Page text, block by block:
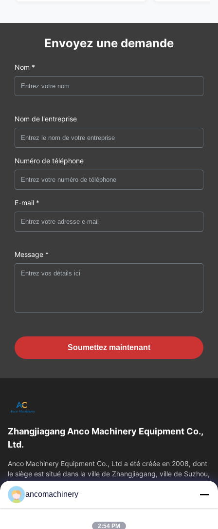
Envoyez une demande
Nom *
Nom de l'entreprise
Numéro de téléphone
E-mail *
Message *
Soumettez maintenant
Zhangjiagang Anco Machinery Equipment Co.,
Ltd.
Anco Machinery Equipment Co., Ltd a été créée en 2008, dont
le siège est situé dans la ville de Zhangjiagang, ville de Suzhou,
province du Jiangsu.
Liens Rapides
ancomachinery
2:54 PM